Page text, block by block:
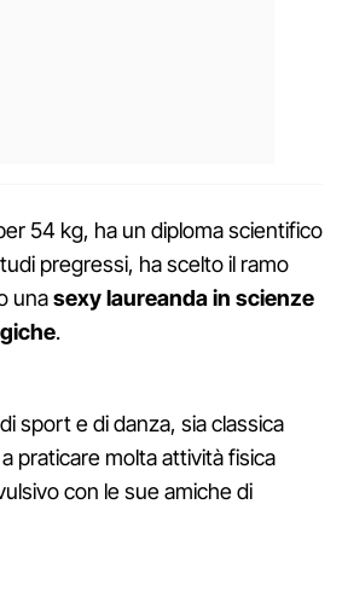
54 kg, ha un diploma scientifico
pregressi, ha scelto il ramo
unasexy laureanda in scienze
.
sport e di danza, sia classica
praticare molta attività fisica
con le sue amiche di